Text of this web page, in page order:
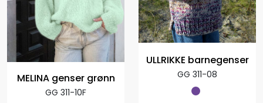
MELINA genser grønn
GG 311-10F
ULLRIKKE barnegenser
GG 311-08